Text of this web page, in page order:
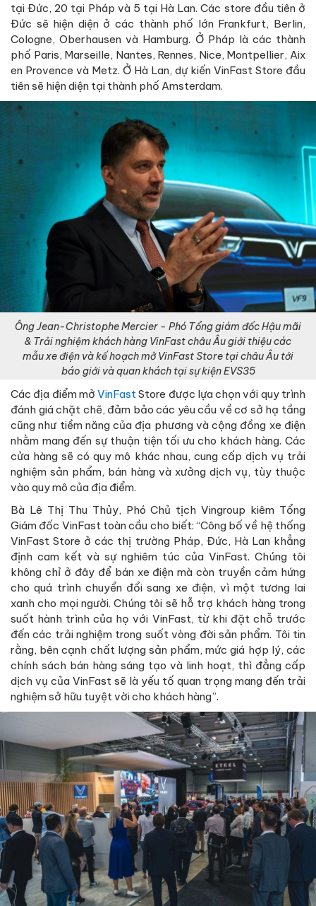
tại Đức, 20 tại Pháp và 5 tại Hà Lan. Các store đầu tiên ở
Đức sẽ hiện diện ở các thành phố lớn Frankfurt, Berlin,
Cologne, Oberhausen và Hamburg. Ở Pháp là các thành
phố Paris, Marseille, Nantes, Rennes, Nice, Montpellier, Aix
en Provence và Metz. Ở Hà Lan, dự kiến VinFast Store đầu
tiên sẽ hiện diện tại thành phố Amsterdam.
Ông Jean-Christophe Mercier - Phó Tổng giám đốc Hậu mãi
& Trải nghiệm khách hàng VinFast châu Âu giới thiệu các
mẫu xe điện và kế hoạch mở VinFast Store tại châu Âu tới
báo giới và quan khách tại sự kiện EVS35
Các địa điểm mởVinFast Store được lựa chọn với quy trình
đánh giá chặt chẽ, đảm bảo các yêu cầu về cơ sở hạ tầng
cũng như tiềm năng của địa phương và cộng đồng xe điện
nhằm mang đến sự thuận tiện tối ưu cho khách hàng. Các
cửa hàng sẽ có quy mô khác nhau, cung cấp dịch vụ trải
nghiệm sản phẩm, bán hàng và xưởng dịch vụ, tùy thuộc
vào quy mô của địa điểm.
Bà Lê Thị Thu Thủy, Phó Chủ tịch Vingroup kiêm Tổng
Giám đốc VinFast toàn cầu cho biết: “Công bố về hệ thống
VinFast Store ở các thị trường Pháp, Đức, Hà Lan khẳng
định cam kết và sự nghiêm túc của VinFast. Chúng tôi
không chỉ ở đây để bán xe điện mà còn truyền cảm hứng
cho quá trình chuyển đổi sang xe điện, vì một tương lai
xanh cho mọi người. Chúng tôi sẽ hỗ trợ khách hàng trong
suốt hành trình của họ với VinFast, từ khi đặt chỗ trước
đến các trải nghiệm trong suốt vòng đời sản phẩm. Tôi tin
rằng, bên cạnh chất lượng sản phẩm, mức giá hợp lý, các
chính sách bán hàng sáng tạo và linh hoạt, thì đẳng cấp
dịch vụ của VinFast sẽ là yếu tố quan trọng mang đến trải
nghiệm sở hữu tuyệt vời cho khách hàng”.